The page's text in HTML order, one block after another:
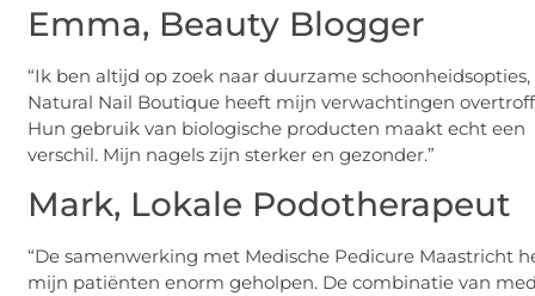
Emma, Beauty Blogger
“Ik ben altijd op zoek naar duurzame schoonheidsopties,
Natural Nail Boutique heeft mijn verwachtingen
Hun gebruik van biologische producten maakt echt een
verschil. Mijn nagels zijn sterker en gezonder.”
Mark, Lokale Podotherapeut
“De samenwerking met Medische Pedicure Maastricht
mijn patiënten enorm geholpen. De combinatie van